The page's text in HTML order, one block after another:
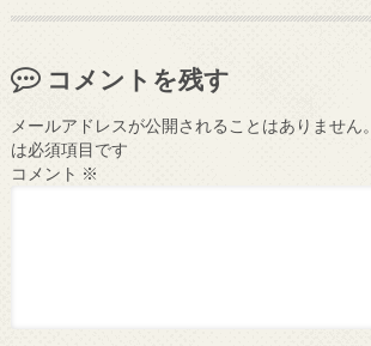
コメントを残す
メールアドレスが公開されることはありません。
は必須項目です
コメント ※